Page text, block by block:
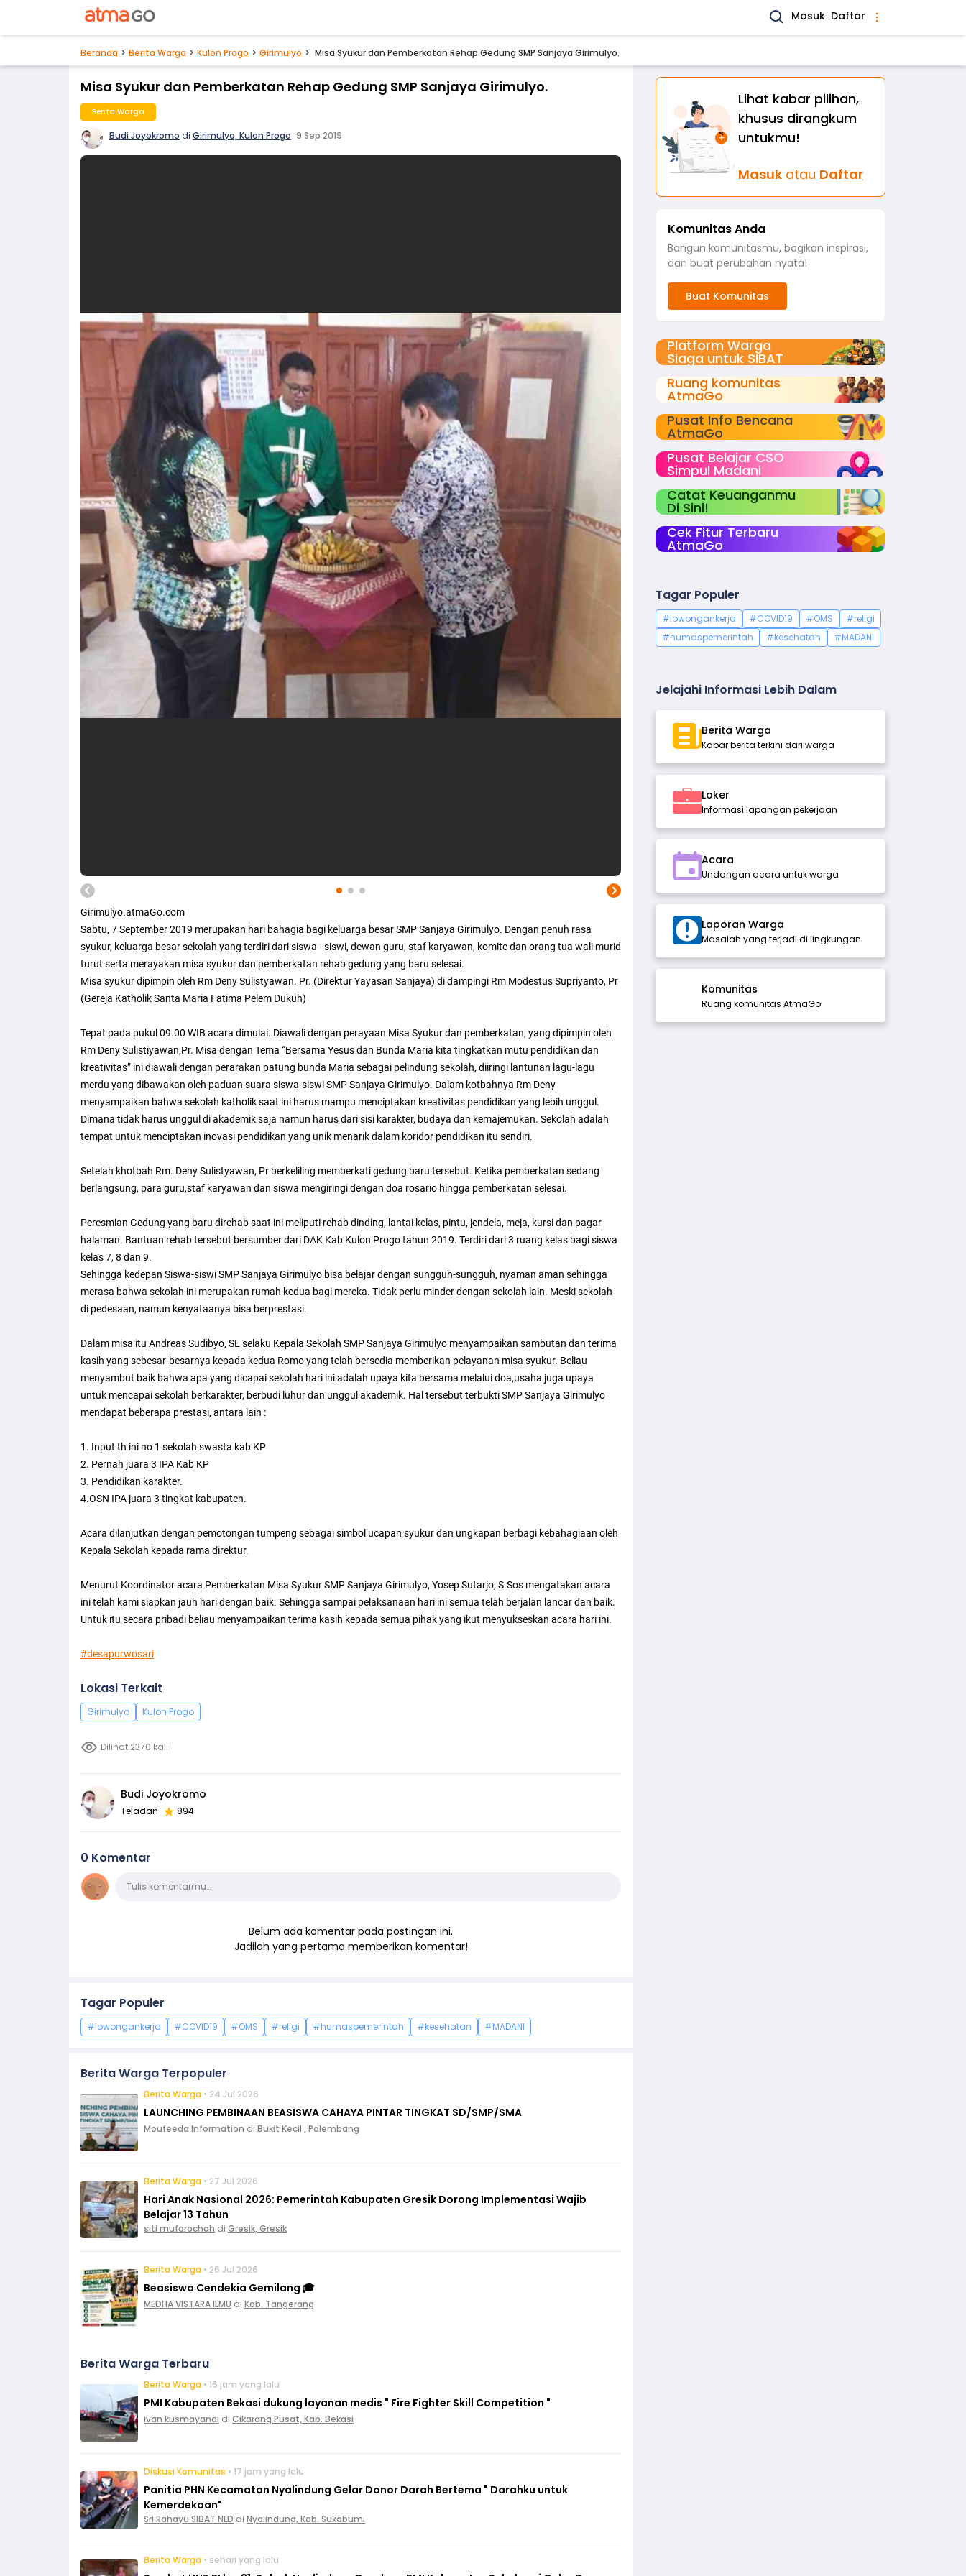
Masuk Daftar
Beranda Berita Warga Kulon Progo Girimulyo Misa Syukur dan Pemberkatan Rehap Gedung SMP Sanjaya Girimulyo.
Misa Syukur dan Pemberkatan Rehap Gedung SMP Sanjaya Girimulyo.
Berita Warga
Budi Joyokromo di Girimulyo, Kulon Progo. 9 Sep 2019
Girimulyo.atmaGo.com
Sabtu, 7 September 2019 merupakan hari bahagia bagi keluarga besar SMP Sanjaya Girimulyo. Dengan penuh rasa
syukur, keluarga besar sekolah yang terdiri dari siswa - siswi, dewan guru, staf karyawan, komite dan orang tua wali murid
turut serta merayakan misa syukur dan pemberkatan rehab gedung yang baru selesai.
Misa syukur dipimpin oleh Rm Deny Sulistyawan. Pr. (Direktur Yayasan Sanjaya) di dampingi Rm Modestus Supriyanto, Pr
(Gereja Katholik Santa Maria Fatima Pelem Dukuh)
Tepat pada pukul 09.00 WIB acara dimulai. Diawali dengan perayaan Misa Syukur dan pemberkatan, yang dipimpin oleh
Rm Deny Sulistiyawan,Pr. Misa dengan Tema “Bersama Yesus dan Bunda Maria kita tingkatkan mutu pendidikan dan
kreativitas” ini diawali dengan perarakan patung bunda Maria sebagai pelindung sekolah, diiringi lantunan lagu-lagu
merdu yang dibawakan oleh paduan suara siswa-siswi SMP Sanjaya Girimulyo. Dalam kotbahnya Rm Deny
menyampaikan bahwa sekolah katholik saat ini harus mampu menciptakan kreativitas pendidikan yang lebih unggul.
Dimana tidak harus unggul di akademik saja namun harus dari sisi karakter, budaya dan kemajemukan. Sekolah adalah
tempat untuk menciptakan inovasi pendidikan yang unik menarik dalam koridor pendidikan itu sendiri.
Setelah khotbah Rm. Deny Sulistyawan, Pr berkeliling memberkati gedung baru tersebut. Ketika pemberkatan sedang
berlangsung, para guru,staf karyawan dan siswa mengiringi dengan doa rosario hingga pemberkatan selesai.
Peresmian Gedung yang baru direhab saat ini meliputi rehab dinding, lantai kelas, pintu, jendela, meja, kursi dan pagar
halaman. Bantuan rehab tersebut bersumber dari DAK Kab Kulon Progo tahun 2019. Terdiri dari 3 ruang kelas bagi siswa
kelas 7, 8 dan 9.
Sehingga kedepan Siswa-siswi SMP Sanjaya Girimulyo bisa belajar dengan sungguh-sungguh, nyaman aman sehingga
merasa bahwa sekolah ini merupakan rumah kedua bagi mereka. Tidak perlu minder dengan sekolah lain. Meski sekolah
di pedesaan, namun kenyataanya bisa berprestasi.
Dalam misa itu Andreas Sudibyo, SE selaku Kepala Sekolah SMP Sanjaya Girimulyo menyampaikan sambutan dan terima
kasih yang sebesar-besarnya kepada kedua Romo yang telah bersedia memberikan pelayanan misa syukur. Beliau
menyambut baik bahwa apa yang dicapai sekolah hari ini adalah upaya kita bersama melalui doa,usaha juga upaya
untuk mencapai sekolah berkarakter, berbudi luhur dan unggul akademik. Hal tersebut terbukti SMP Sanjaya Girimulyo
mendapat beberapa prestasi, antara lain :
1. Input th ini no 1 sekolah swasta kab KP
2. Pernah juara 3 IPA Kab KP
3. Pendidikan karakter.
4.OSN IPA juara 3 tingkat kabupaten.
Acara dilanjutkan dengan pemotongan tumpeng sebagai simbol ucapan syukur dan ungkapan berbagi kebahagiaan oleh
Kepala Sekolah kepada rama direktur.
Menurut Koordinator acara Pemberkatan Misa Syukur SMP Sanjaya Girimulyo, Yosep Sutarjo, S.Sos mengatakan acara
ini telah kami siapkan jauh hari dengan baik. Sehingga sampai pelaksanaan hari ini semua telah berjalan lancar dan baik.
Untuk itu secara pribadi beliau menyampaikan terima kasih kepada semua pihak yang ikut menyukseskan acara hari ini.
#desapurwosari
Lokasi Terkait
Girimulyo Kulon Progo
Dilihat 2370 kali
Budi Joyokromo
Teladan 894
0 Komentar
KomentarTulis komentarmu…
Belum ada komentar pada postingan ini.
Jadilah yang pertama memberikan komentar!
Tagar Populer
#lowongankerja #COVID19 #OMS #religi #humaspemerintah #kesehatan #MADANI
Berita Warga Terpopuler
Berita Warga • 24 Jul 2026
LAUNCHING PEMBINAAN BEASISWA CAHAYA PINTAR TINGKAT SD/SMP/SMA
Moufeeda Information di Bukit Kecil , Palembang
Berita Warga • 27 Jul 2026
Hari Anak Nasional 2026: Pemerintah Kabupaten Gresik Dorong Implementasi Wajib
Belajar 13 Tahun
siti mufarochah di Gresik, Gresik
Berita Warga • 26 Jul 2026
Beasiswa Cendekia Gemilang 🎓
MEDHA VISTARA ILMU di Kab. Tangerang
Berita Warga Terbaru
Berita Warga • 16 jam yang lalu
PMI Kabupaten Bekasi dukung layanan medis " Fire Fighter Skill Competition "
ivan kusmayandi di Cikarang Pusat, Kab. Bekasi
Diskusi Komunitas • 17 jam yang lalu
Panitia PHN Kecamatan Nyalindung Gelar Donor Darah Bertema " Darahku untuk
Kemerdekaan"
Sri Rahayu SIBAT NLD di Nyalindung, Kab. Sukabumi
Berita Warga • sehari yang lalu
Lihat kabar pilihan,
khusus dirangkum
untukmu!
Masuk atau Daftar
Komunitas Anda
Bangun komunitasmu, bagikan inspirasi,
dan buat perubahan nyata!
Buat Komunitas
Platform Warga
Siaga untuk SIBAT
Ruang komunitas
AtmaGo
Pusat Info Bencana
AtmaGo
Pusat Belajar CSO
Simpul Madani
Catat Keuanganmu
Di Sini!
Cek Fitur Terbaru
AtmaGo
Tagar Populer
#lowongankerja #COVID19 #OMS
#religi
#humaspemerintah
#kesehatan #MADANI
Jelajahi Informasi Lebih Dalam
Berita Warga
Kabar berita terkini dari warga
Loker
Informasi lapangan pekerjaan
Acara
Undangan acara untuk warga
Laporan Warga
Masalah yang terjadi di lingkungan
Komunitas
Ruang komunitas AtmaGo